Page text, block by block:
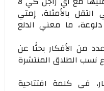
بالأمثلة، إمتي
ما معني الدلع
من الأفكار بحثًا عن
نسب الطلاق المنتشرة
فى كلمة افتتاحية